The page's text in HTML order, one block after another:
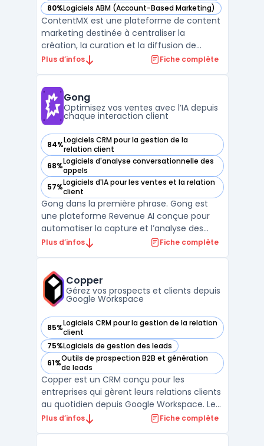
80%Logiciels ABM (Account-Based Marketing)
— voir ContentMX dans cette catégorie
ContentMX est une plateforme de content
marketing destinée à centraliser la
création, la curation et la diffusion de
contenus dans un contexte de réseaux de
consultants rencontrent la question de
maintenir une communication ré ...
Plus d’infos Fiche complète
Gong
Optimisez vos ventes avec l’IA depuis
chaque interaction client
84%Logiciels CRM pour la gestion de la
relation client
— voir Gong dans cette catégorie
68%Logiciels d'analyse conversationnelle des
appels
— voir Gong dans cette catégorie
57%Logiciels d'IA pour les ventes et la relation
client
— voir Gong dans cette catégorie
Gong dans la première phrase. Gong est
une plateforme Revenue AI conçue pour
automatiser la capture et l’analyse des
interactions clients. Elle centralise en temps
acheteurs, afin de fournir des insights
factuels sur les actions à ...
Plus d’infos Fiche complète
Copper
Gérez vos prospects et clients depuis
Google Workspace
85%Logiciels CRM pour la gestion de la relation
client
— voir Copper dans cette catégorie
75%Logiciels de gestion des leads
— voir Copper dans cette catégorie
61%Outils de prospection B2B et génération
de leads
— voir Copper dans cette catégorie
Copper est un CRM conçu pour les
entreprises qui gèrent leurs relations clients
au quotidien depuis Google Workspace. Les
équipes qui travaillent sur Gmail, Calendar
Plus d’infos Fiche complète